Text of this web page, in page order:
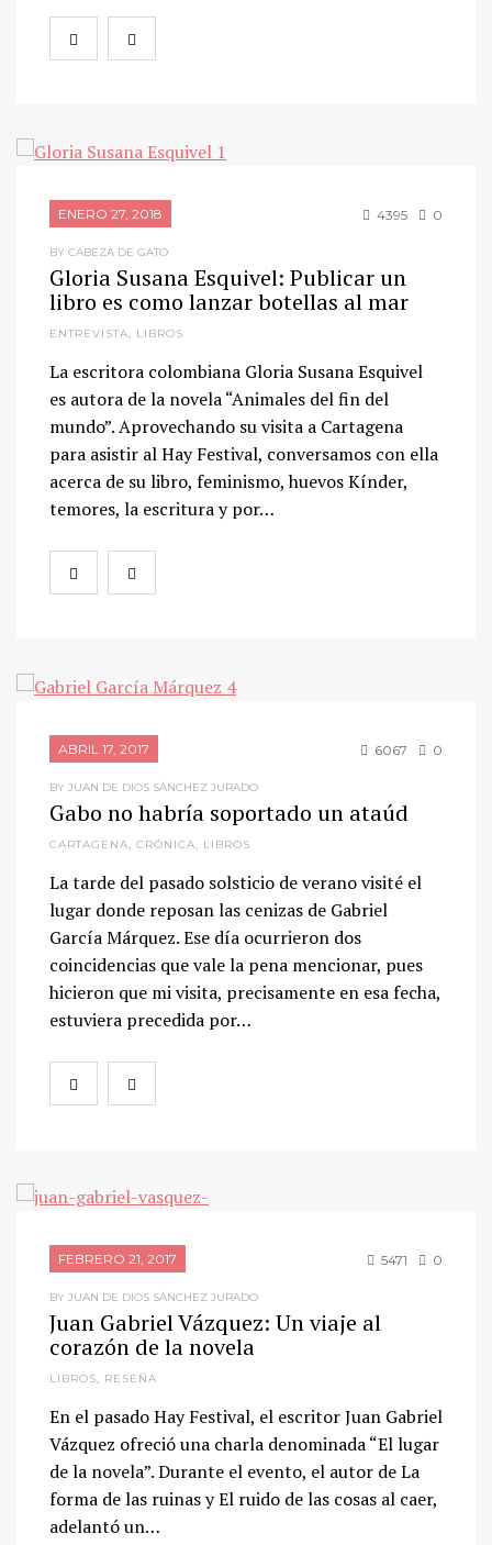
ENERO 27, 2018 4395 0
BY CABEZA DE GATO
Gloria Susana Esquivel: Publicar un
libro es como lanzar botellas al mar
ENTREVISTA, LIBROS
La escritora colombiana Gloria Susana Esquivel
es autora de la novela “Animales del fin del
mundo”. Aprovechando su visita a Cartagena
para asistir al Hay Festival, conversamos con ella
acerca de su libro, feminismo, huevos Kínder,
temores, la escritura y por…
ABRIL 17, 2017 6067 0
BY JUAN DE DIOS SÁNCHEZ JURADO
Gabo no habría soportado un ataúd
CARTAGENA CRÓNICA LIBROS
La tarde del pasado solsticio de verano visité el
lugar donde reposan las cenizas de Gabriel
García Márquez. Ese día ocurrieron dos
coincidencias que vale la pena mencionar, pues
hicieron que mi visita, precisamente en esa fecha,
estuviera precedida por…
FEBRERO 21, 2017 5471 0
BY JUAN DE DIOS SÁNCHEZ JURADO
Juan Gabriel Vázquez: Un viaje al
corazón de la novela
LIBROS, RESEÑA
En el pasado Hay Festival, el escritor Juan Gabriel
Vázquez ofreció una charla denominada “El lugar
de la novela”. Durante el evento, el autor de La
forma de las ruinas y El ruido de las cosas al caer,
adelantó un…